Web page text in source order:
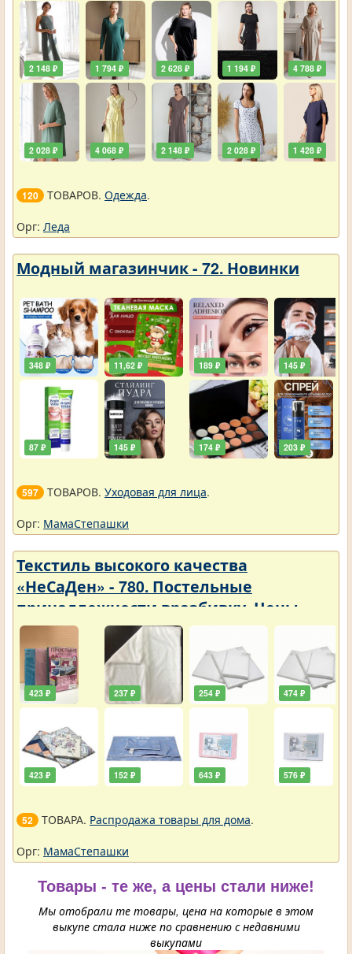
2 148 ₽
2 028 ₽
1 794 ₽
4 068 ₽
2 628 ₽
2 148 ₽
1 194 ₽
2 028 ₽
4 788 ₽
1 428 ₽
120 ТОВАРОВ. Одежда.
Орг: Леда
Модный магазинчик - 72. Новинки
348 ₽
87 ₽
11,62 ₽
145 ₽
189 ₽
174 ₽
145 ₽
203 ₽
597 ТОВАРОВ. Уходовая для лица.
Орг: МамаСтепашки
Текстиль высокого качества
«НеСаДен» - 780. Постельные
принадлежности вразбивку. Цены
упали
423 ₽
423 ₽
237 ₽
152 ₽
254 ₽
643 ₽
474 ₽
576 ₽
52 ТОВАРА. Распродажа товары для дома.
Орг: МамаСтепашки
Товары - те же, а цены стали ниже!
Мы отобрали те товары, цена на которые в этом
выкупе стала ниже по сравнению с недавними
выкупами